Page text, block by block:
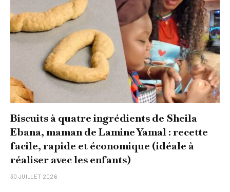
Biscuits à quatre ingrédients de Sheila
Ebana, maman de Lamine Yamal : recette
facile, rapide et économique (idéale à
réaliser avec les enfants)
30 JUILLET 2026